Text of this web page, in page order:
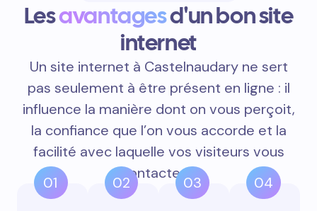
Lesavantagesd'un bon site
internet
Un site internet à Castelnaudary ne sert
pas seulement à être présent en ligne : il
influence la manière dont on vous perçoit,
la confiance que l’on vous accorde et la
facilité avec laquelle vos visiteurs vous
contactent.
01 02 03 04